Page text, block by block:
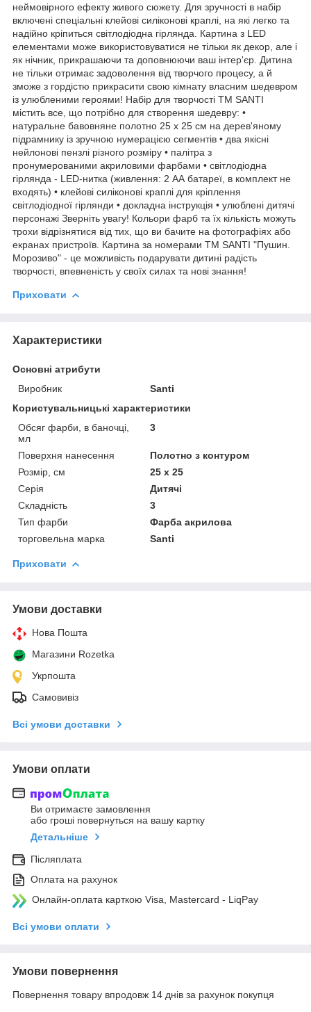
неймовірного ефекту живого сюжету. Для зручності в набір
включені спеціальні клейові силіконові краплі, на які легко та
надійно кріпиться світлодіодна гірлянда. Картина з LED
елементами може використовуватися не тільки як декор, але і
як нічник, прикрашаючи та доповнюючи ваш інтер'єр. Дитина
не тільки отримає задоволення від творчого процесу, а й
зможе з гордістю прикрасити свою кімнату власним шедевром
із улюбленими героями! Набір для творчості ТМ SANTI
містить все, що потрібно для створення шедевру: •
натуральне бавовняне полотно 25 х 25 см на дерев'яному
підрамнику із зручною нумерацією сегментів • два якісні
нейлонові пензлі різного розміру • палітра з
пронумерованими акриловими фарбами • світлодіодна
гірлянда - LED-нитка (живлення: 2 АА батареї, в комплект не
входять) • клейові силіконові краплі для кріплення
світлодіодної гірлянди • докладна інструкція • улюблені дитячі
персонажі Зверніть увагу! Кольори фарб та їх кількість можуть
трохи відрізнятися від тих, що ви бачите на фотографіях або
екранах пристроїв. Картина за номерами ТМ SANTI "Пушин.
Морозиво" - це можливість подарувати дитині радість
творчості, впевненість у своїх силах та нові знання!
Приховати
Характеристики
Основні атрибути
Виробник
Santi
Користувальницькі характеристики
Обсяг фарби, в баночці,
мл
3
Поверхня нанесення
Полотно з контуром
Розмір, см
25 х 25
Серія
Дитячі
Складність
3
Тип фарби
Фарба акрилова
торговельна марка
Santi
Приховати
Умови доставки
Нова Пошта
Магазини Rozetka
Укрпошта
Самовивіз
Всі умови доставки
Умови оплати
Ви отримаєте замовлення
або гроші повернуться на вашу картку
Детальніше
Післяплата
Оплата на рахунок
Онлайн-оплата карткою Visa, Mastercard - LiqPay
Всі умови оплати
Умови повернення
Повернення товару впродовж 14 днів за рахунок покупця